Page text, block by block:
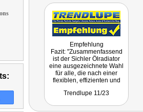
Empfehlung
Fazit: "Zusammenfassend
ist der Sichler Ölradiator
eine ausgezeichnete Wahl
für alle, die nach einer
flexiblen, effizienten und
suchen. Er vereint
Trendlupe 11/23